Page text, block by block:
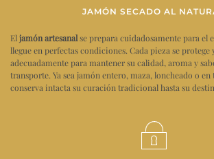
JAMÓN SECADO AL
Eljamón artesanalse prepara cuidadosamente para el
llegue en perfectas condiciones. Cada pieza se protege
adecuadamente para mantener su calidad, aroma y
transporte. Ya sea jamón entero, maza, loncheado o
conserva intacta su curación tradicional hasta su